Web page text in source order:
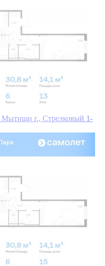
Мытищи г., Стрелковый 1-